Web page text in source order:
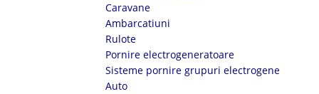
Caravane
Ambarcatiuni
Rulote
Pornire electrogeneratoare
Sisteme pornire grupuri electrogene
Auto